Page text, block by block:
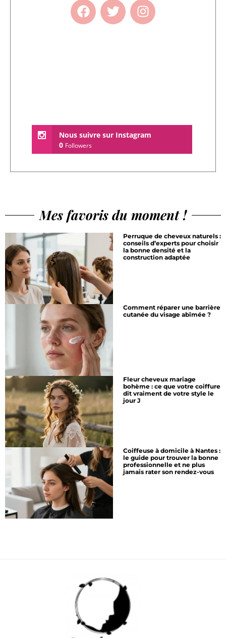
Nous suivre sur Instagram
0 Followers
Mes favoris du moment !
Perruque de cheveux naturels :
conseils d’experts pour choisir
la bonne densité et la
construction adaptée
Comment réparer une barrière
cutanée du visage abîmée ?
Fleur cheveux mariage
bohème : ce que votre coiffure
dit vraiment de votre style le
jour J
Coiffeuse à domicile à Nantes :
le guide pour trouver la bonne
professionnelle et ne plus
jamais rater son rendez-vous